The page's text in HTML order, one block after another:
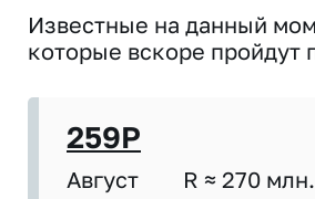
Известные на данный
которые вскоре пройдут
259P
Август R ≈ 270